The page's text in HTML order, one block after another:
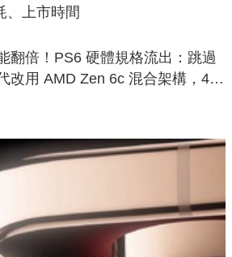
、上市時間
翻倍！PS6 硬體規格流出：跳過
改用 AMD Zen 6c 混合架構，4K